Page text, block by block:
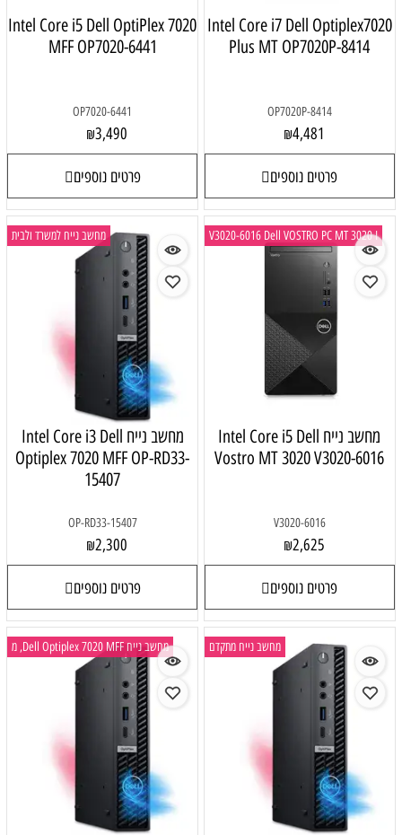
Intel Core i7 Dell
Plus MT OP7020P-8414
OP7020P-8414
₪4,481
פרטים נוספים
Intel Core i5 Dell OptiPlex 7020
MFF OP7020-6441
OP7020-6441
₪3,490
פרטים נוספים
V3020-6016 Dell VOSTRO PC MT 3020 I
מחשב נייח Intel Core i5 Dell
Vostro MT 3020 V3020-6016
V3020-6016
₪2,625
פרטים נוספים
מחשב נייח למשרד ולבית
מחשב נייח Intel Core i3 Dell
Optiplex 7020 MFF OP-RD33-
15407
OP-RD33-15407
₪2,300
פרטים נוספים
מחשב נייח מתקדם מחשב נייח Dell Optiplex 7020 MFF, מ